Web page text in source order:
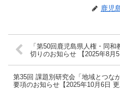
鹿児
「第50回鹿児島県人権・同
切りのお知らせ 【2025年8月5
第35回 課題別研究会「地域とつな
要項のお知らせ【2025年10月6日 更